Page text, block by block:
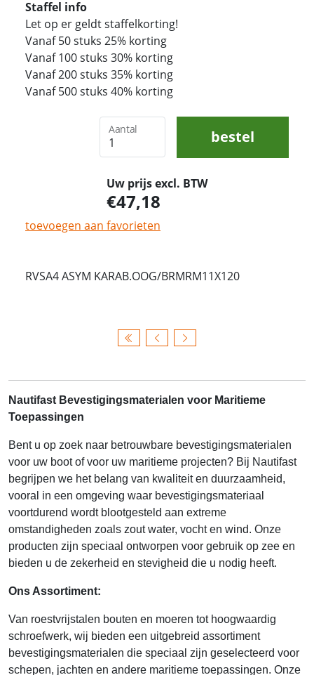
Staffel info
Let op er geldt staffelkorting!
Vanaf 50 stuks 25% korting
Vanaf 100 stuks 30% korting
Vanaf 200 stuks 35% korting
Vanaf 500 stuks 40% korting
Aantal bestel
Uw prijs excl. BTW
47,18
toevoegen aan favorieten
RVSA4 ASYM KARAB.OOG/BRMRM11X120
Nautifast Bevestigingsmaterialen voor Maritieme
Toepassingen
Bent u op zoek naar betrouwbare bevestigingsmaterialen
voor uw boot of voor uw maritieme projecten? Bij Nautifast
begrijpen we het belang van kwaliteit en duurzaamheid,
vooral in een omgeving waar bevestigingsmateriaal
voortdurend wordt blootgesteld aan extreme
omstandigheden zoals zout water, vocht en wind. Onze
producten zijn speciaal ontworpen voor gebruik op zee en
bieden u de zekerheid en stevigheid die u nodig heeft.
Ons Assortiment:
Van roestvrijstalen bouten en moeren tot hoogwaardig
schroefwerk, wij bieden een uitgebreid assortiment
bevestigingsmaterialen die speciaal zijn geselecteerd voor
schepen, jachten en andere maritieme toepassingen. Onze